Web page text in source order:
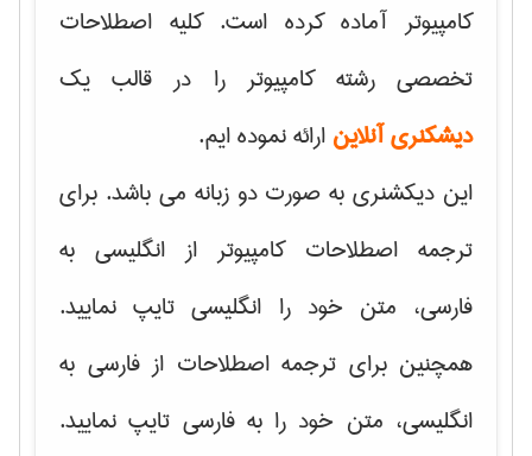
کامپیوتر آماده کرده است. کلیه اصطلاحات
تخصصی رشته کامپیوتر را در قالب یک
دیشکنری آنلاین ارائه نموده ایم.
این دیکشنری به صورت دو زبانه می باشد. برای
ترجمه اصطلاحات کامپیوتر از انگلیسی به
فارسی، متن خود را انگلیسی تایپ نمایید.
همچنین برای ترجمه اصطلاحات از فارسی به
انگلیسی، متن خود را به فارسی تایپ نمایید.